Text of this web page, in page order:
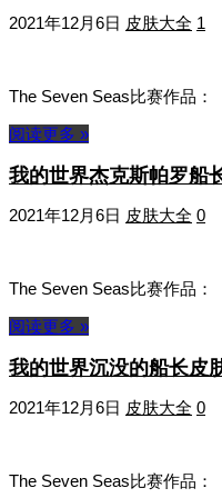
2021年12月6日 皮肤大全 1
The Seven Seas比赛作品：
阅读更多 »
我的世界杰克斯帕罗
2021年12月6日 皮肤大全 0
The Seven Seas比赛作品：
阅读更多 »
我的世界沉没的船长皮
2021年12月6日 皮肤大全 0
The Seven Seas比赛作品：